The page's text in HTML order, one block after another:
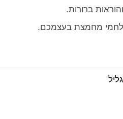
ברורות.
לחמי מחמצת בעצמכם.